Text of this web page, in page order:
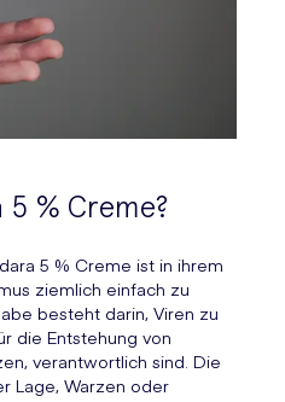
% Creme?
5 % Creme ist in ihrem
ziemlich einfach zu
besteht darin, Viren zu
die Entstehung von
verantwortlich sind. Die
Lage, Warzen oder